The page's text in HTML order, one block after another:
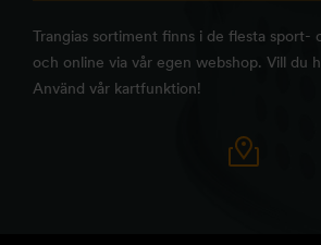
Trangias sortiment finns i de flesta sport-
och online via vår egen webshop. Vill du
Använd vår kartfunktion!